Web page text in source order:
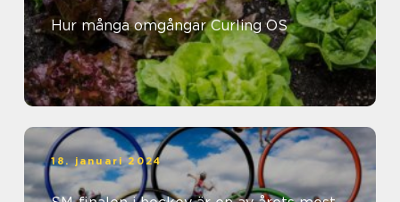
Hur många omgångar Curling OS
18. januari 2024